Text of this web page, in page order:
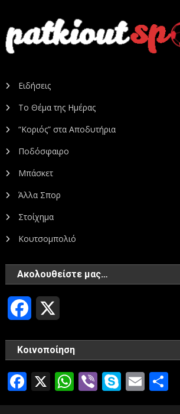
Ειδήσεις
Το Θέμα της Ημέρας
“Κοριός” στα Αποδυτήρια
Ποδόσφαιρο
Μπάσκετ
Άλλα Σπορ
Στοίχημα
Κουτσομπολιό
Ακολουθείστε μας…
Facebook
Κοινοποίηση
Facebook
X WhatsApp
ViberSkype
Email